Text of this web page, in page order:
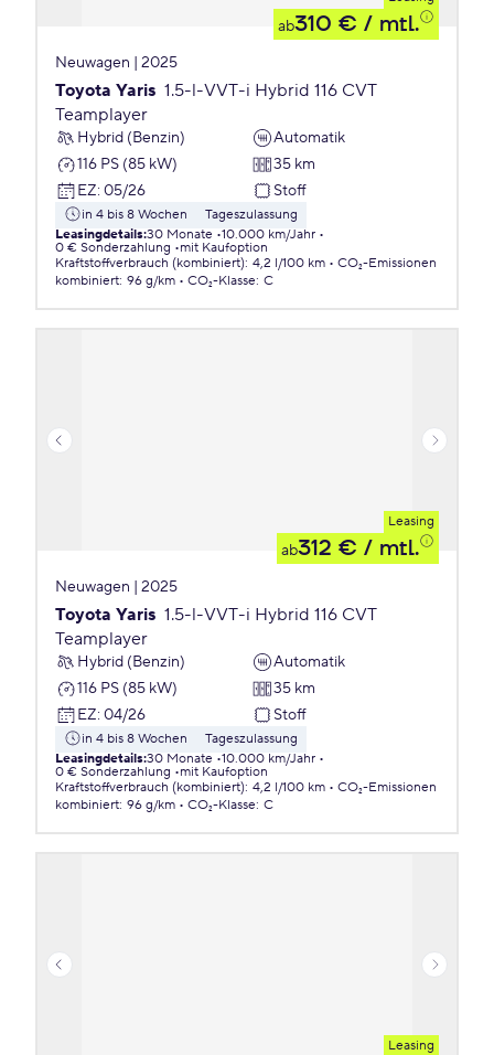
ab310 € / mtl.
Neuwagen | 2025
Toyota Yaris 1.5-l-VVT-i Hybrid 116 CVT
Teamplayer
Hybrid (Benzin)
Automatik
116 PS (85 kW)
35 km
EZ: 05/26 Stoff
in 4 bis 8 Wochen
Tageszulassung
Leasingdetails:30 Monate 10.000 km/Jahr
0 € Sonderzahlung
mit Kaufoption
Kraftstoffverbrauch (kombiniert): 4,2 l/100 km
CO₂-Emissionen
kombiniert: 96 g/km CO₂-Klasse: C
Leasing
ab312 € / mtl.
Neuwagen | 2025
Toyota Yaris 1.5-l-VVT-i Hybrid 116 CVT
Teamplayer
Hybrid (Benzin)
Automatik
116 PS (85 kW)
35 km
EZ: 04/26 Stoff
in 4 bis 8 Wochen
Tageszulassung
Leasingdetails:30 Monate 10.000 km/Jahr
0 € Sonderzahlung
mit Kaufoption
Kraftstoffverbrauch (kombiniert): 4,2 l/100 km
CO₂-Emissionen
kombiniert: 96 g/km CO₂-Klasse: C
Leasing